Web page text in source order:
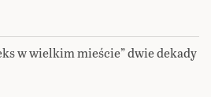
w wielkim mieście” dwie dekady